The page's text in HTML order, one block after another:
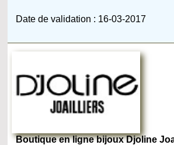
Date de validation : 16-03-2017
Boutique en ligne bijoux Djoline